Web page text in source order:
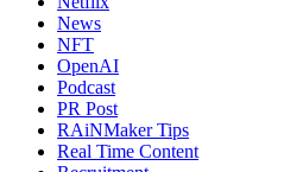
News
NFT
OpenAI
Podcast
PR Post
RAiNMaker Tips
Real Time Content